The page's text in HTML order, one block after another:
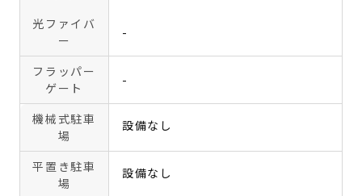
光ファイバ
ー
-
フラッパー
ゲート
-
機械式駐車
場
設備なし
平置き駐車
場
設備なし